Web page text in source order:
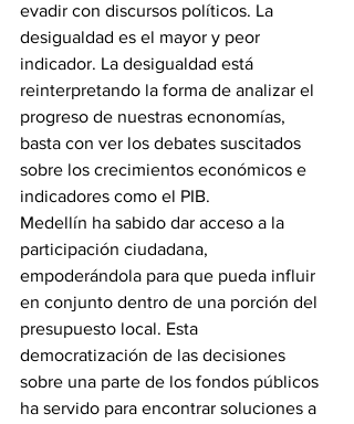
evadir con discursos políticos. La
desigualdad es el mayor y peor
indicador. La desigualdad está
reinterpretando la forma de analizar el
progreso de nuestras ecnonomías,
basta con ver los debates suscitados
sobre los crecimientos económicos e
indicadores como el PIB.
Medellín ha sabido dar acceso a la
participación ciudadana,
empoderándola para que pueda influir
en conjunto dentro de una porción del
presupuesto local. Esta
democratización de las decisiones
sobre una parte de los fondos públicos
ha servido para encontrar soluciones a